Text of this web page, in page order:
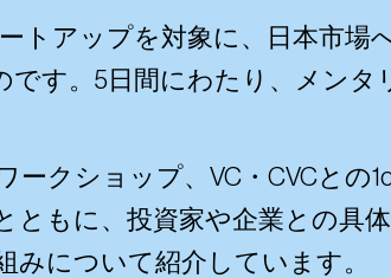
アップを対象に、日本市場
す。5日間にわたり、メンタ
クショップ、VC・CVCとの
もに、投資家や企業との具
みについて紹介しています。